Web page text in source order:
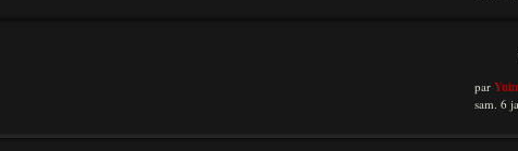
par
sam. 6